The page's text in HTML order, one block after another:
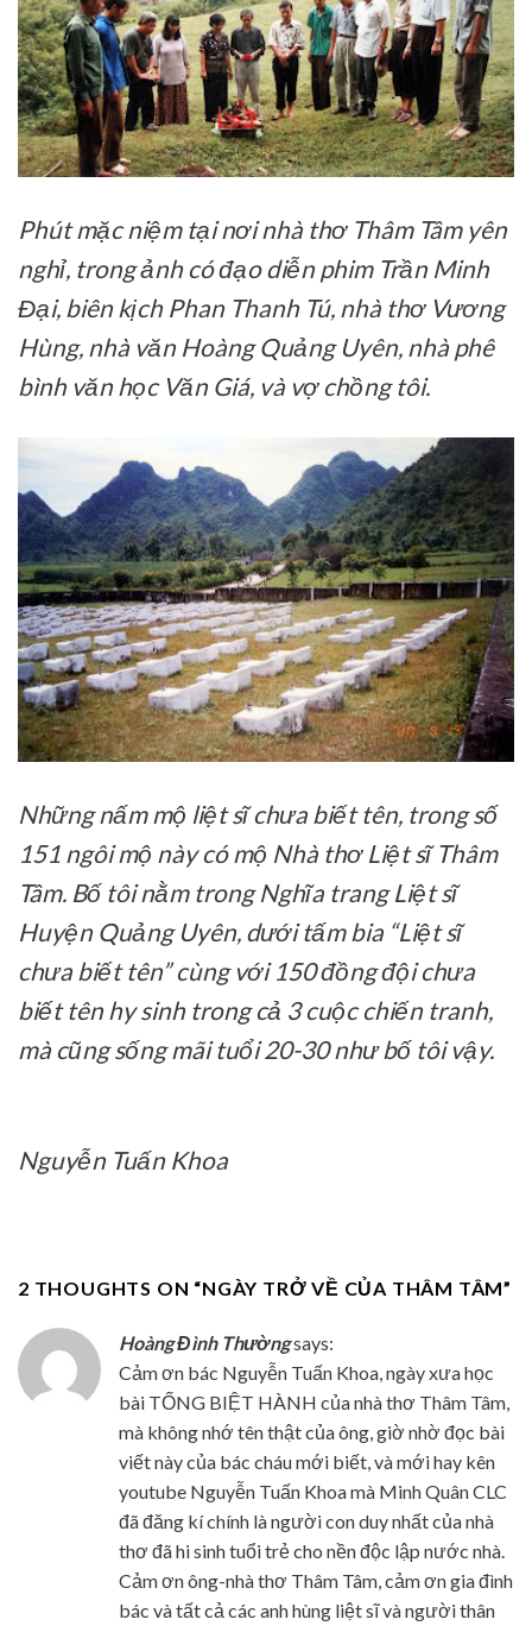
Phút mặc niệm tại nơi nhà thơ Thâm Tâm yên
nghỉ, trong ảnh có đạo diễn phim Trần Minh
Đại, biên kịch Phan Thanh Tú, nhà thơ Vương
Hùng, nhà văn Hoàng Quảng Uyên, nhà phê
bình văn học Văn Giá, và vợ chồng tôi.
Những nấm mộ liệt sĩ chưa biết tên, trong số
151 ngôi mộ này có mộ Nhà thơ Liệt sĩ Thâm
Tâm. Bố tôi nằm trong Nghĩa trang Liệt sĩ
Huyện Quảng Uyên, dưới tấm bia “Liệt sĩ
chưa biết tên” cùng với 150 đồng đội chưa
biết tên hy sinh trong cả 3 cuộc chiến tranh,
mà cũng sống mãi tuổi 20-30 như bố tôi vậy.
Nguyễn Tuấn Khoa
2 THOUGHTS ON “NGÀY TRỞ VỀ CỦA THÂM TÂM”
Hoàng Đình Thườngsays:
Cảm ơn bác Nguyễn Tuấn Khoa, ngày xưa học
bài TỐNG BIỆT HÀNH của nhà thơ Thâm Tâm,
mà không nhớ tên thật của ông, giờ nhờ đọc bài
viết này của bác cháu mới biết, và mới hay kên
youtube Nguyễn Tuấn Khoa mà Minh Quân CLC
đã đăng kí chính là người con duy nhất của nhà
thơ đã hi sinh tuổi trẻ cho nền độc lập nước nhà.
Cảm ơn ông-nhà thơ Thâm Tâm, cảm ơn gia đình
bác và tất cả các anh hùng liệt sĩ và người thân